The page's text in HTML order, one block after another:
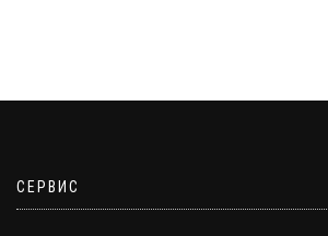
СЕРВИС